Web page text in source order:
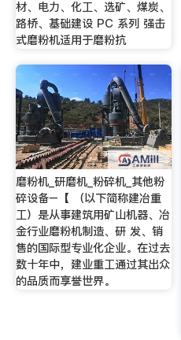
材、电力、化工、选矿、煤炭、
路桥、基础建设 PC 系列 强击
式磨粉机适用于磨粉抗
磨粉机_研磨机_粉碎机_其他粉
碎设备–【 （以下简称建冶重
工）是从事建筑用矿山机器、冶
金行业磨粉机制造、研 发、销
售的国际型专业化企业。在过去
数十年中，建业重工通过其出众
的品质而享誉世界。